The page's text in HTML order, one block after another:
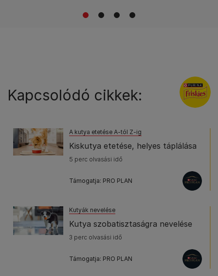
1 2 3 4
Kapcsolódó cikkek:
A kutya etetése A-tól Z-ig
Kiskutya etetése, helyes táplálása
5 perc olvasási idő
Támogatja: PRO PLAN
Kutyák nevelése
Kutya szobatisztaságra nevelése
3 perc olvasási idő
Támogatja: PRO PLAN